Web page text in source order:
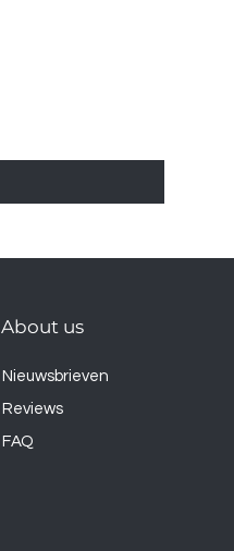
About us
Nieuwsbrieven
Reviews
FAQ